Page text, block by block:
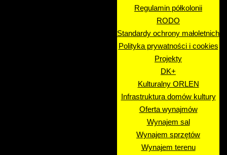
Regulamin półkolonii
RODO
Standardy ochrony małoletnich
Polityka prywatności i cookies
Projekty
DK+
Kulturalny ORLEN
Infrastruktura domów kultury
Oferta wynajmów
Wynajem sal
Wynajem sprzętów
Wynajem terenu